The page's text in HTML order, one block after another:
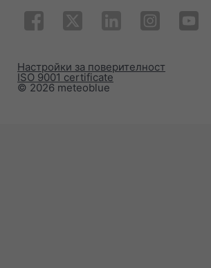
© 2026 meteoblue
ISO 9001 certificate
Настройки за поверителност